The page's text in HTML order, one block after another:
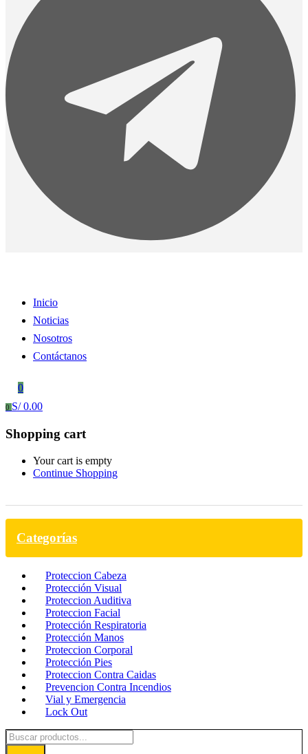
Inicio
Noticias
Nosotros
Contáctanos
0
0 S/0.00
Shopping cart
Your cart is empty
Continue Shopping
Categorías
Proteccion Cabeza
Protección Visual
Proteccion Auditiva
Proteccion Facial
Protección Respiratoria
Protección Manos
Proteccion Corporal
Protección Pies
Proteccion Contra Caidas
Prevencion Contra Incendios
Vial y Emergencia
Lock Out